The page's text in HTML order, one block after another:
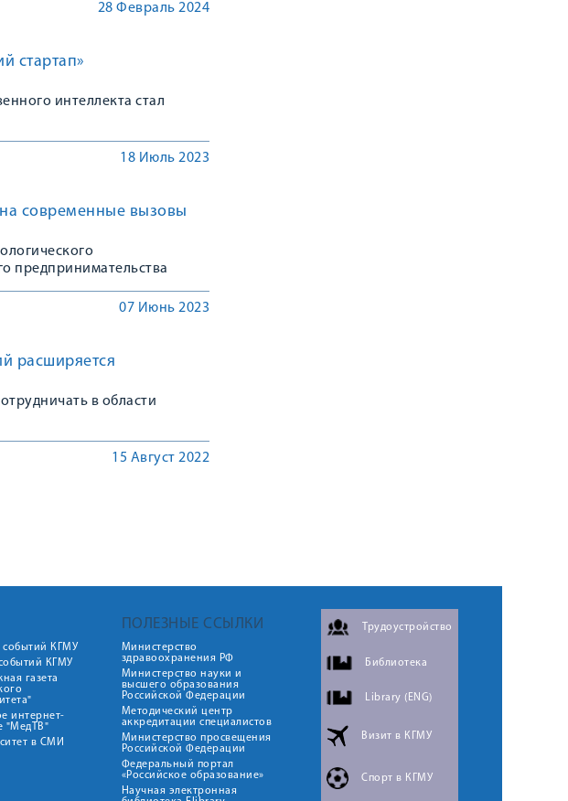
28 Февраль 2024
стартап»
интеллекта стал
18 Июль 2023
современные вызовы
предпринимательства
07 Июнь 2023
расширяется
в области
15 Август 2022
событий КГМУ
КГМУ
газета
интернет-
"МедТВ"
в СМИ
ПОЛЕЗНЫЕ ССЫЛКИ
Министерство
здравоохранения РФ
Министерство науки и
высшего образования
Российской Федерации
Методический центр
аккредитации специалистов
Министерство просвещения
Российской Федерации
Федеральный портал
«Российское образование»
Научная электронная
Трудоустройство
Библиотека
Library (ENG)
Визит в КГМУ
Спорт в КГМУ